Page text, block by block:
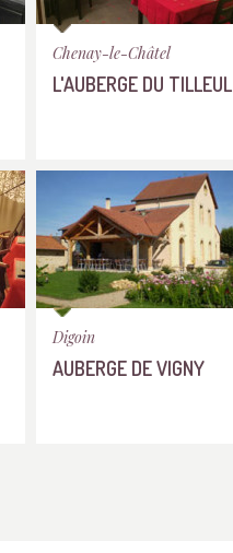
Chenay-le-Châtel
L'AUBERGE DU TILLEUL
Digoin
AUBERGE DE VIGNY